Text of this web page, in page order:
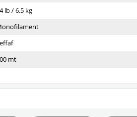
lb / 6.5 kg
mt